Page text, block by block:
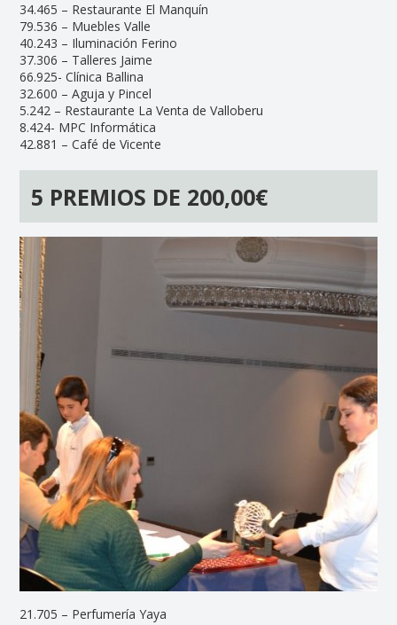
34.465 – Restaurante El Manquín
79.536 – Muebles Valle
40.243 – Iluminación Ferino
37.306 – Talleres Jaime
66.925- Clínica Ballina
32.600 – Aguja y Pincel
5.242 – Restaurante La Venta de Valloberu
8.424- MPC Informática
42.881 – Café de Vicente
5 PREMIOS DE 200,00
21.705 – Perfumería Yaya